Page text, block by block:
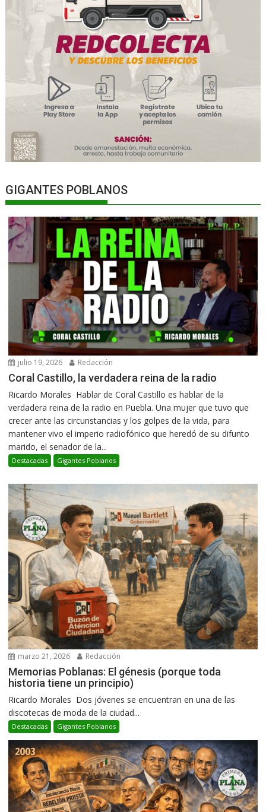
GIGANTES POBLANOS
julio 19, 2026 Redacción
Coral Castillo, la verdadera reina de la radio
Ricardo Morales Hablar de Coral Castillo es hablar de la
verdadera reina de la radio en Puebla. Una mujer que tuvo que
crecer ante las circunstancias y los golpes de la vida, para
mantener vivo el imperio radiofónico que heredó de su difunto
marido, el senador de la...
Destacadas Gigantes Poblanos
marzo 21, 2026 Redacción
Memorias Poblanas: El génesis (porque toda
historia tiene un principio)
Ricardo Morales Dos jóvenes se encuentran en una de las
discotecas de moda de la ciudad...
Destacadas Gigantes Poblanos